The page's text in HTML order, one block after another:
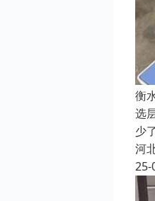
衡
选
少
河
25-